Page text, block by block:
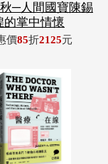
─人間國寶陳錫
的掌中情懷
價85折2125元